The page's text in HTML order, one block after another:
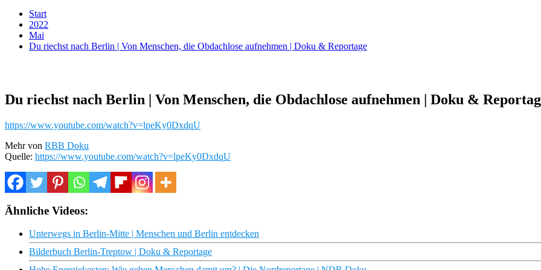
Start
2022
Mai
Du riechst nach Berlin | Von Menschen, die Obdachlose aufnehmen | Doku & Reportage
Du riechst nach Berlin | Von Menschen, die Obdachlose aufnehmen | Doku &
https://www.youtube.com/watch?v=lpeKy0DxdqU
Mehr von RBB Doku
Quelle: https://www.youtube.com/watch?v=lpeKy0DxdqU
Ähnliche Videos:
Unterwegs in Berlin-Mitte | Menschen und Berlin entdecken
Bilderbuch Berlin-Treptow | Doku & Reportage